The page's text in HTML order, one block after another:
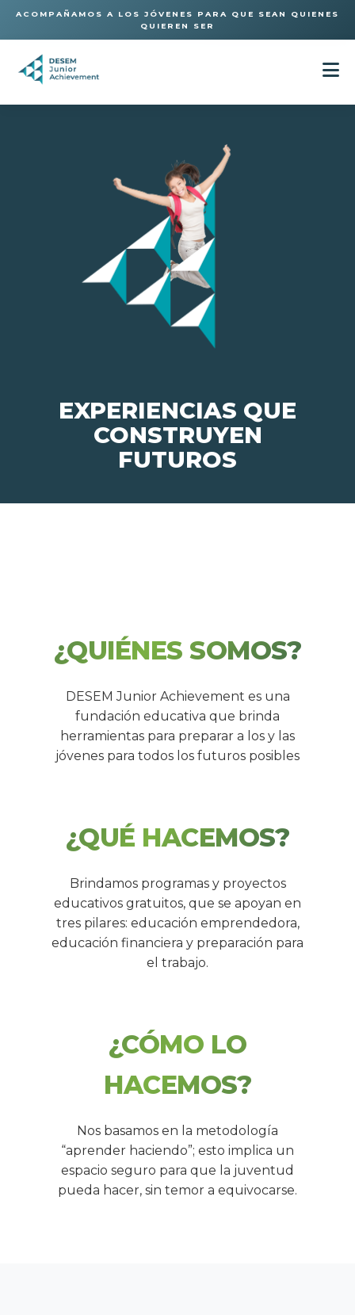
ACOMPAÑAMOS A LOS JÓVENES PARA QUE SEAN QUIENES
QUIEREN SER
EXPERIENCIAS QUE
CONSTRUYEN
FUTUROS
¿QUIÉNES SOMOS?
DESEM Junior Achievement es una
fundación educativa que brinda
herramientas para preparar a los y las
jóvenes para todos los futuros posibles
¿QUÉ HACEMOS?
Brindamos programas y proyectos
educativos gratuitos, que se apoyan en
tres pilares: educación emprendedora,
educación financiera y preparación para
el trabajo.
¿CÓMO LO
HACEMOS?
Nos basamos en la metodología
“aprender haciendo”; esto implica un
espacio seguro para que la juventud
pueda hacer, sin temor a equivocarse.